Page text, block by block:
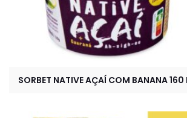
SORBET NATIVE AÇAÍ COM BANANA 160